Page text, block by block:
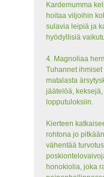
Kardemumma
hoitaa viljoihin
sulavia leipiä ja
hyödyllisiä
4. Magnoliaa
Tuhannet
matalasta
jäätelöä,
lopputuloksiin.
Kierteen
rohtona jo
vähentää
honokiolia, joka